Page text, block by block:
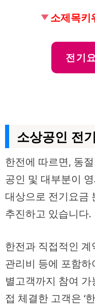
소제목키
전기
소상공인 전
한전에 따르면, 동
공인 및 대부분이
대상으로 전기요금
추진하고 있습니다.
한전과 직접적인
관리비 등에 포함
별고객까지 참여
접 체결한 고객은 ‘